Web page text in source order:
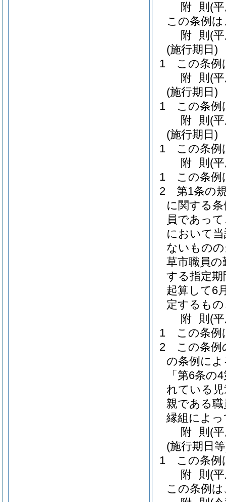
附 則 (
この条例
附 則 (
(施行期日)
1
この条例
附 則 (
(施行期日)
1
この条例
附 則 (
(施行期日)
1
この条例
附 則 (
1
この条例
2
第1条の
に関する
員であっ
において
ないもの
草市職員の
する指定
起算して6
定するも
附 則 (
1
この条例
2
この条例
の条例に
「第6条
れている
親である
縁組によ
附 則 (
(施行期日
1
この条例
附 則 (
この条例